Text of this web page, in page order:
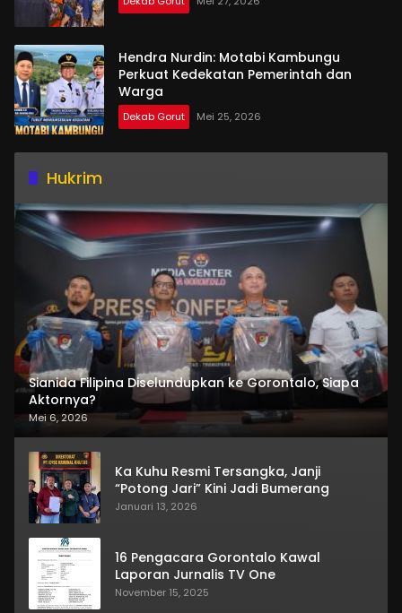
Hendra Nurdin: Motabi Kambungu
Perkuat Kedekatan Pemerintah dan
Warga
Dekab Gorut Mei 25, 2026
Hukrim
Sianida Filipina Diselundupkan ke Gorontalo, Siapa
Aktornya?
Mei 6, 2026
Ka Kuhu Resmi Tersangka, Janji
“Potong Jari” Kini Jadi Bumerang
Januari 13, 2026
16 Pengacara Gorontalo Kawal
Laporan Jurnalis TV One
November 15, 2025